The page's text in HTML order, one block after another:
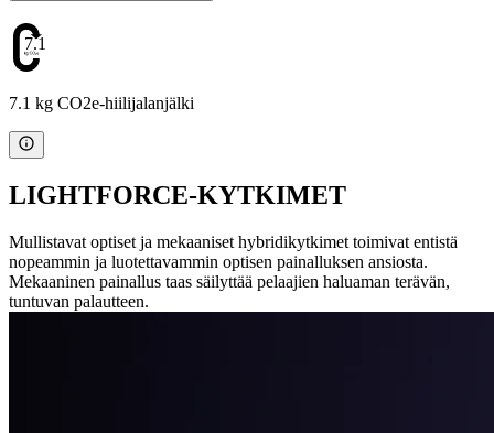
7.1
7.1 kg CO2e-hiilijalanjälki
LIGHTFORCE-KYTKIMET
Mullistavat optiset ja mekaaniset hybridikytkimet toimivat entistä
nopeammin ja luotettavammin optisen painalluksen ansiosta.
Mekaaninen painallus taas säilyttää pelaajien haluaman terävän,
tuntuvan palautteen.